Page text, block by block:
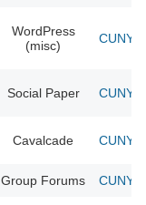
WordPress
(misc)
CUNY
Social Paper CUNY
Cavalcade CUNY
Group Forums CUNY